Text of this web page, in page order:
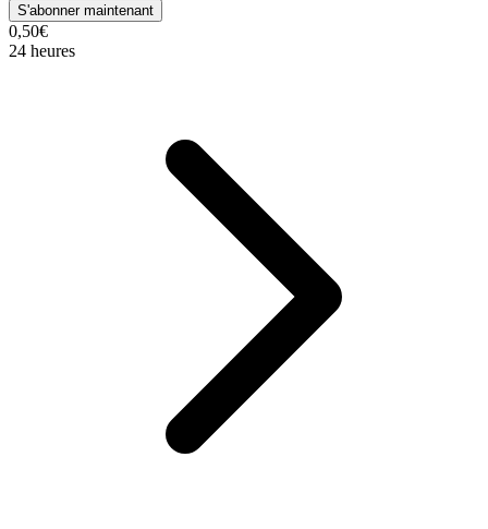
S'abonner maintenant
0,50€
24 heures